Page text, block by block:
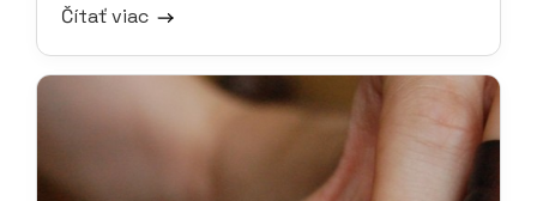
Čítať viac